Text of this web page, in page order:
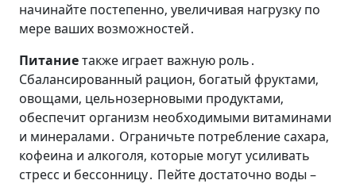
начинайте постепенно‚ увеличивая нагрузку по
мере ваших возможностей․
Питаниетакже играет важную роль․
Сбалансированный рацион‚ богатый фруктами‚
овощами‚ цельнозерновыми продуктами‚
обеспечит организм необходимыми витаминами
и минералами․ Ограничьте потребление сахара‚
кофеина и алкоголя‚ которые могут усиливать
стресс и бессонницу․ Пейте достаточно воды –